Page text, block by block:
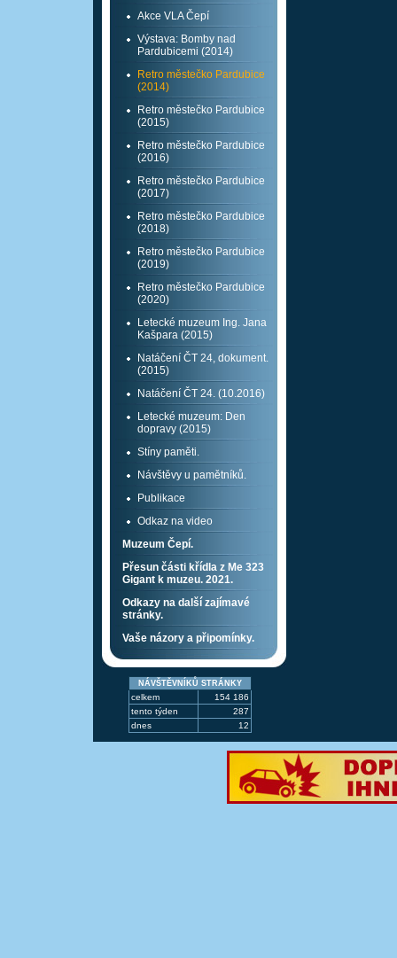
Akce VLA Čepí
Výstava: Bomby nad
Pardubicemi (2014)
Retro městečko Pardubice
(2014)
Retro městečko Pardubice
(2015)
Retro městečko Pardubice
(2016)
Retro městečko Pardubice
(2017)
Retro městečko Pardubice
(2018)
Retro městečko Pardubice
(2019)
Retro městečko Pardubice
(2020)
Letecké muzeum Ing. Jana
Kašpara (2015)
Natáčení ČT 24, dokument.
(2015)
Natáčení ČT 24. (10.2016)
Letecké muzeum: Den
dopravy (2015)
Stíny paměti.
Návštěvy u pamětníků.
Publikace
Odkaz na video
Muzeum Čepí.
Přesun části křídla z Me 323
Gigant k muzeu. 2021.
Odkazy na další zajímavé
stránky.
Vaše názory a připomínky.
NÁVŠTĚVNÍKŮ STRÁNKY
celkem
154 186
tento týden
287
dnes
12